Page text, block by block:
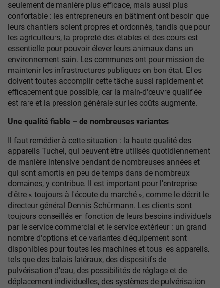
seulement de manière plus efficace, mais aussi plus
confortable : les entrepreneurs en bâtiment ont besoin que
leurs chantiers soient propres et ordonnés, tandis que pour
les agriculteurs, la propreté des étables et des cours est
essentielle pour pouvoir élever leurs animaux dans un
environnement sain. Les communes ont pour mission de
maintenir les infrastructures publiques en bon état. Elles
doivent toutes accomplir cette tâche aussi rapidement et
efficacement que possible, car la main-d'œuvre qualifiée
est rare et la pression générale sur les coûts augmente.
Une qualité fiable – de nombreuses variantes
Il faut remédier à cette situation : la haute qualité des
appareils Tuchel, qui peuvent être utilisés quotidiennement
de manière intensive pendant de nombreuses années et
qui sont amortis en peu de temps dans de nombreux
domaines, y contribue. Il est important pour l'entreprise
d'être « toujours à l'écoute du marché », comme le décrit le
directeur général Dennis Schürmann. Les clients sont
toujours conseillés en fonction de leurs besoins individuels
par le service commercial et le service extérieur : un grand
nombre d'options et de variantes d'équipement sont
disponibles pour toutes les machines et tous les appareils,
tels que des balais latéraux, des dispositifs de
pulvérisation d'eau, des possibilités de réglage et de
déplacement individuelles, des systèmes de pulvérisation